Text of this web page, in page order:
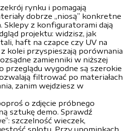
rynku i pomagają
dobrze „niosą” konkretne
Sklepy z konfiguratorami dają
projektu: widzisz, jak
haft na czapce czy UV na
kolei przyspieszają porównania
zamienniki w niższej
przeglądu wygodne są szerokie
filtrować po materiałach
zanim wejdziesz w
o zdjęcie próbnego
sztukę demo. Sprawdź
szczelność wieczek,
splotu. Przy upominkach